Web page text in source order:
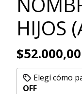
HIJOS
$52.000,00
Elegí cómo
OFF